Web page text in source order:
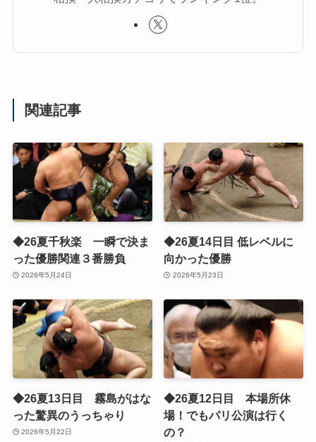
関連記事
◆26夏千秋楽 一瞬で決ま
った優勝関連３番勝負
2026年5月24日
◆26夏14日目 低レベルに
向かった優勝
2026年5月23日
◆26夏13日目 霧島がはな
った驚異のうっちゃり
2026年5月22日
◆26夏12日目 本場所休
場！でもパリ公演は行く
の？